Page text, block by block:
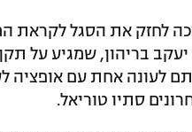
לחזק את הסגל לקראת
בריהון, שמגיע על
הכנף בן ה-31 חתם לעונה אחת
סתיו טוריאל.